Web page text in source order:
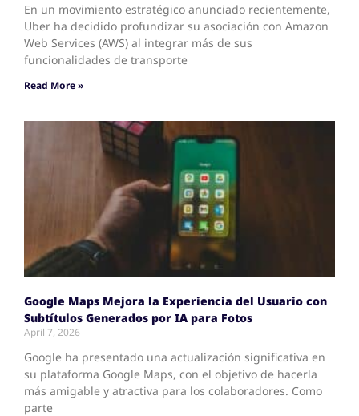
En un movimiento estratégico anunciado recientemente,
Uber ha decidido profundizar su asociación con Amazon
Web Services (AWS) al integrar más de sus
funcionalidades de transporte
Read More »
Google Maps Mejora la Experiencia del Usuario con
Subtítulos Generados por IA para Fotos
April 7, 2026
Google ha presentado una actualización significativa en
su plataforma Google Maps, con el objetivo de hacerla
más amigable y atractiva para los colaboradores. Como
parte